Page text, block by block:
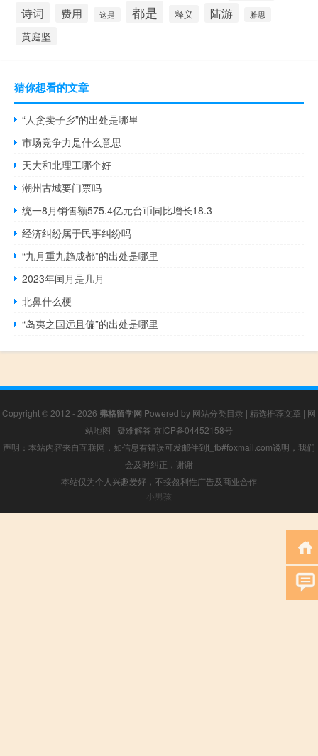
诗词 费用 这是 都是 释义 陆游 雅思
黄庭坚
猜你想看的文章
“人贪卖子乡”的出处是哪里
市场竞争力是什么意思
天大和北理工哪个好
潮州古城要门票吗
统一8月销售额575.4亿元台币同比增长18.3
经济纠纷属于民事纠纷吗
“九月重九趋成都”的出处是哪里
2023年闰月是几月
北鼻什么梗
“岛夷之国远且偏”的出处是哪里
Copyright © 2012 - 2026 弗格留学网 Powered by 网站分类目录 | 精选推荐文章 | 网
站地图 | 疑难解答 京ICP备04452158号
声明：本站内容来自互联网，如信息有错误可发邮件到f_fb#foxmail.com说明，我们
会及时纠正，谢谢
本站仅为个人兴趣爱好，不接盈利性广告及商业合作
小男孩